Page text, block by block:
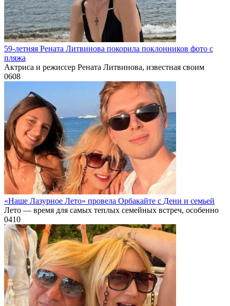
59-летняя Рената Литвинова покорила поклонников фото с
пляжа
Актриса и режиссер Рената Литвинова, известная своим
0608
«Наше Лазурное Лето» провела Орбакайте с Дени и семьей
Лето — время для самых теплых семейных встреч, особенно
0410